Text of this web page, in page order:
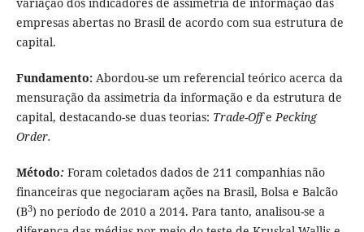
variação dos indicadores de assimetria de informação das
empresas abertas no Brasil de acordo com sua estrutura de
capital.
Fundamento: Abordou-se um referencial teórico acerca da
mensuração da assimetria da informação e da estrutura de
capital, destacando-se duas teorias: Trade-OffePecking
Order.
Método: Foram coletados dados de 211 companhias não
financeiras que negociaram ações na Brasil, Bolsa e Balcão
(B3) no período de 2010 a 2014. Para tanto, analisou-se a